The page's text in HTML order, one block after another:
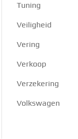
Tuning
Veiligheid
Vering
Verkoop
Verzekering
Volkswagen